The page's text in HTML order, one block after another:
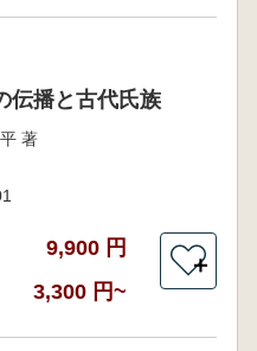
伝播と古代氏族
著
9,900 円
3,300 円~
＋